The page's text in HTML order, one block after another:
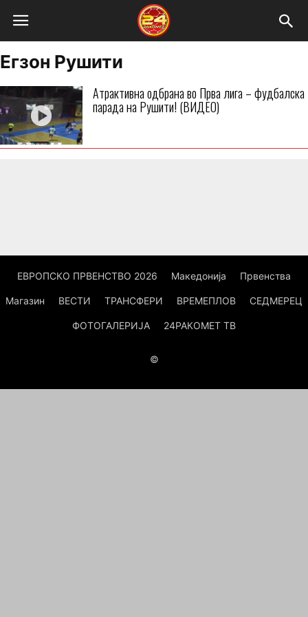
Егзон Рушити
Атрактивна одбрана во Прва лига – фудбалска
парада на Рушити! (ВИДЕО)
ЕВРОПСКО ПРВЕНСТВО 2026 Македонија Првенства
Магазин ВЕСТИ ТРАНСФЕРИ ВРЕМЕПЛОВ СЕДМЕРЕЦ
ФОТОГАЛЕРИЈА 24РАКОМЕТ ТВ
©